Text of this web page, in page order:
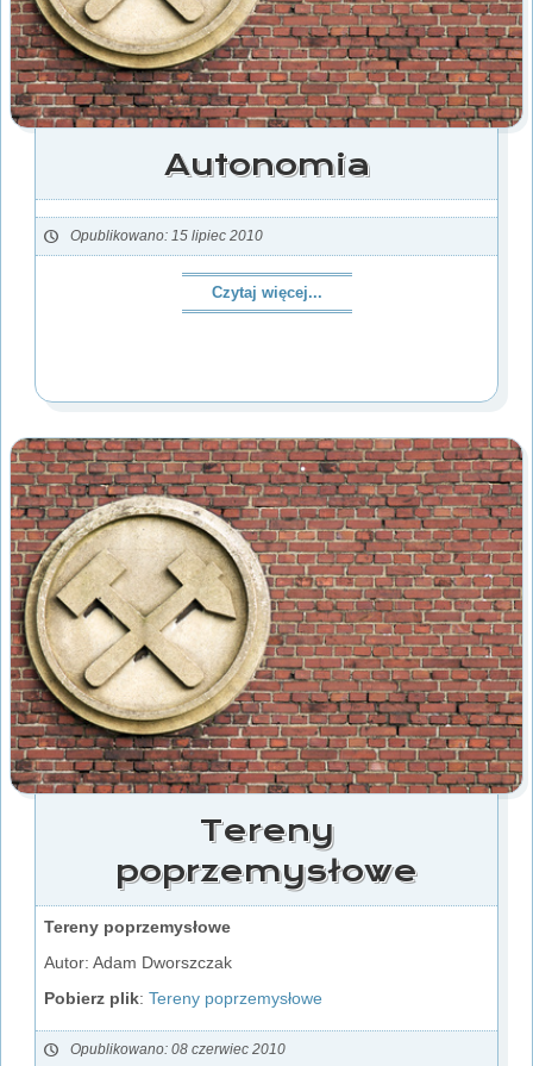
Autonomia
Opublikowano: 15 lipiec 2010
Czytaj więcej...
Tereny
poprzemysłowe
Tereny poprzemysłowe
Autor: Adam Dworszczak
Pobierz plik: Tereny poprzemysłowe
Opublikowano: 08 czerwiec 2010